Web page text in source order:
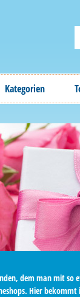
Kategorien
dem man mit so
Hier